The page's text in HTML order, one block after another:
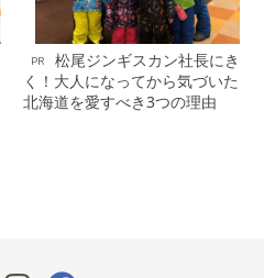
PR
松尾ジンギスカン社長にき
く！大人になってから気づいた
北海道を愛すべき3つの理由